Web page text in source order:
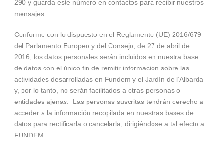
290 y guarda este número en contactos para recibir nuestros
mensajes.
Conforme con lo dispuesto en el Reglamento (UE) 2016/679
del Parlamento Europeo y del Consejo, de 27 de abril de
2016, los datos personales serán incluidos en nuestra base
de datos con el único fin de remitir información sobre las
actividades desarrolladas en Fundem y el Jardín de l’Albarda
y, por lo tanto, no serán facilitados a otras personas o
entidades ajenas. Las personas suscritas tendrán derecho a
acceder a la información recopilada en nuestras bases de
datos para rectificarla o cancelarla, dirigiéndose a tal efecto a
FUNDEM.